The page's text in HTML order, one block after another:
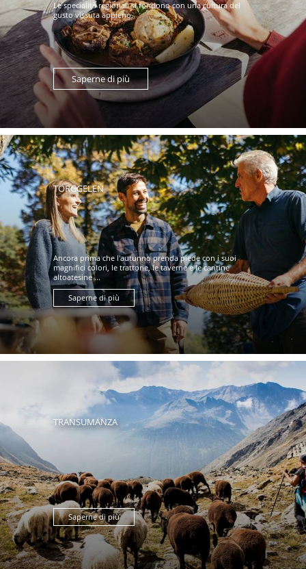
Le specialità regionali si fondono con una cultura del
gusto vissuta appieno.
Saperne di più
TÖRGGELEN
Ancora prima che l'autunno prenda piede con i suoi
magnifici colori, le trattorie, le taverne e le cantine
altoatesine ...
Saperne di più
TRANSUMANZA
Saperne di più